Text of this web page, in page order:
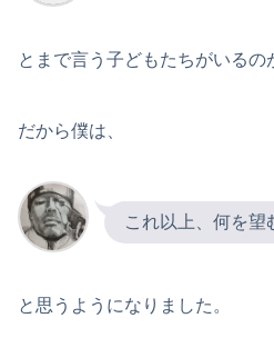
とまで言う子どもたちがいるの
だから僕は、
これ以上、何を望
と思うようになりました。